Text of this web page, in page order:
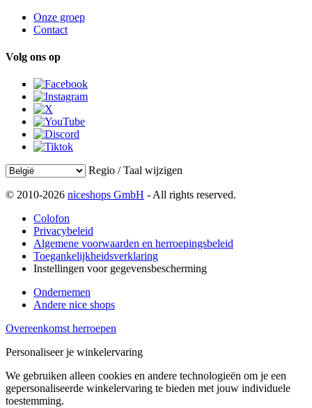
Onze groep
Contact
Volg ons op
Regio / Taal wijzigen
© 2010-2026 niceshops GmbH - All rights reserved.
Colofon
Privacybeleid
Algemene voorwaarden en herroepingsbeleid
Toegankelijkheidsverklaring
Instellingen voor gegevensbescherming
Ondernemen
Andere nice shops
Overeenkomst herroepen
Personaliseer je winkelervaring
We gebruiken alleen cookies en andere technologieën om je een
gepersonaliseerde winkelervaring te bieden met jouw individuele
toestemming.